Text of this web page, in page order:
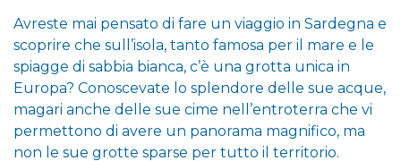
Avreste mai pensato di fare un viaggio in Sardegna e
scoprire che sull’isola, tanto famosa per il mare e le
spiagge di sabbia bianca, c’è una grotta unica in
Europa? Conoscevate lo splendore delle sue acque,
magari anche delle sue cime nell’entroterra che vi
permettono di avere un panorama magnifico, ma
non le sue grotte sparse per tutto il territorio.